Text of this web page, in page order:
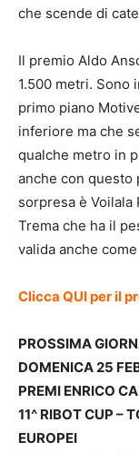
che scende di
Il premio Aldo
1.500 metri. Sono
primo piano
inferiore ma che
qualche metro in
anche con questo
sorpresa è
Trema che ha il
valida anche
Clicca QUI per il
PROSSIMA
DOMENICA 25
PREMI ENRICO
11^ RIBOT CUP –
EUROPEI